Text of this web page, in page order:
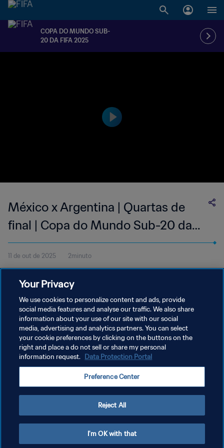
COPA DO MUNDO SUB-
20 DA FIFA 2025
México x Argentina | Quartas de
final | Copa do Mundo Sub-20 da
FIFA Chile 2025™ | Melhores
momentos
11 de out de 2025 2minuto
disputado no Estádio Nacional Julio Martínez Prádanos em 11 de
outubro, sábado, às 20h00 (hora local).
POLÍTICA DE PRIVACIDADE
ADMINISTRAR AS PREFERÊNCIAS DE COOKIES
Copyright © 1994-2026 FIFA. Todos os direitos reservados.
Your Privacy
We use cookies to personalize content and ads, provide
social media features and analyse our traffic. We also share
information about your use of our site with our social
media, advertising and analytics partners. You can select
your cookie preferences by clicking on the buttons on the
right and place a do not sell or share my personal
information request. Data Protection Portal
Preference Center
Reject All
I'm OK with that